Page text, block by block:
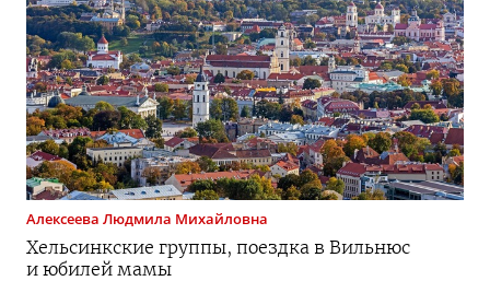
Алексеева Людмила Михайловна
Хельсинкские группы, поездка в Вильнюс
и юбилей мамы